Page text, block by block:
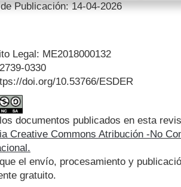
Publicación: 14-04-2026
Legal: ME2018000132
0330
doi.org/10.53766/ESDER
documentos publicados en esta
Creative Commons Atribución -No
el envío, procesamiento y
gratuito.